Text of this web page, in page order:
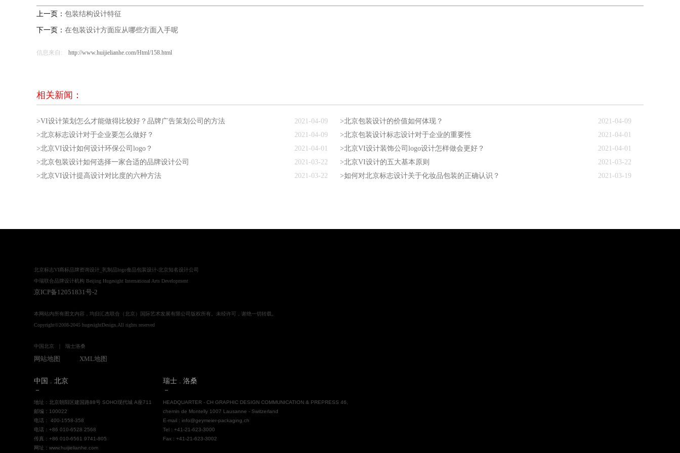
上一页： 包装结构设计特征
下一页： 在包装设计方面应从哪些方面入手呢
信息来自: http://www.huijielianhe.com/Html/158.html
相关新闻：
>VI设计策划怎么才能做得比较好？品牌广告策划公司的方法 2021-04-09 >北京包装设计的价值如何体现？
2021-04-09
>北京标志设计对于企业要怎么做好？
2021-04-09 >北京包装设计标志设计对于企业的重要性
2021-04-01
>北京VI设计如何设计环保公司logo？
2021-04-01 >北京VI设计装饰公司logo设计怎样做会更好？
2021-04-01
>北京包装设计如何选择一家合适的品牌设计公司
2021-03-22 >北京VI设计的五大基本原则
2021-03-22
>北京VI设计提高设计对比度的六种方法
2021-03-22 >如何对北京标志设计关于化妆品包装的正确认识？ 2021-03-19
北京标志VI商标品牌资询设计_乳制品logo食品包装设计-北京知名设计公司
中瑞联合品牌设计机构 Beijing Hugesight International Arts Development
京ICP备12051831号-2
本网站内所有图文内容，均归汇杰联合（北京）国际艺术发展有限公司版权所有。未经许可，谢绝一切转载。
Copyright©2008-2045 hugesightDesign.All rights reserved
中国北京 ｜ 瑞士洛桑
网站地图 XML地图
中国 . 北京
－
地址：北京朝阳区建国路88号 SOHO现代城 A座711
邮编：100022
电话： 400-1558-358
电话：+86 010-6528 2568
传真：+86 010-6561 9741-805
网址：www.huijielianhe.com
瑞士 . 洛桑
－
HEADQUARTER - CH GRAPHIC DESIGN COMMUNICATION & PREPRESS 46,
chemin de Montelly 1007 Lausanne - Switzerland
E-mail : info@geymeier-packaging.ch
Tel : +41-21-623-3000
Fax : +41-21-623-3002